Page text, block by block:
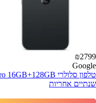
₪2799
Google
שנתיים אחריות